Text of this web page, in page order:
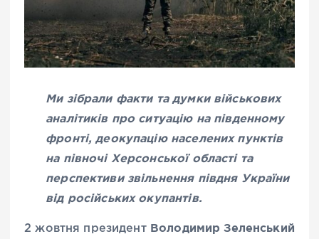
Ми зібрали факти та думки військових
аналітиків про ситуацію на південному
фронті, деокупацію населених пунктів
на півночі Херсонської області та
перспективи звільнення півдня України
від російських окупантів.
2 жовтня президент Володимир Зеленський